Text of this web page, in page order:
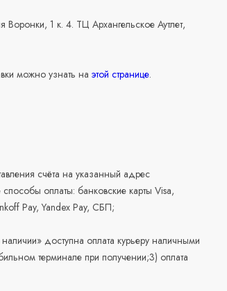
Воронки, 1 к. 4. ТЦ Архангельское Аутлет,
можно узнать наэтой странице.
счёта на указанный адрес
оплаты: банковские карты Visa,
Pay, Yandex Pay, СБП;
доступна оплата курьеру наличными
терминале при получении;3) оплата